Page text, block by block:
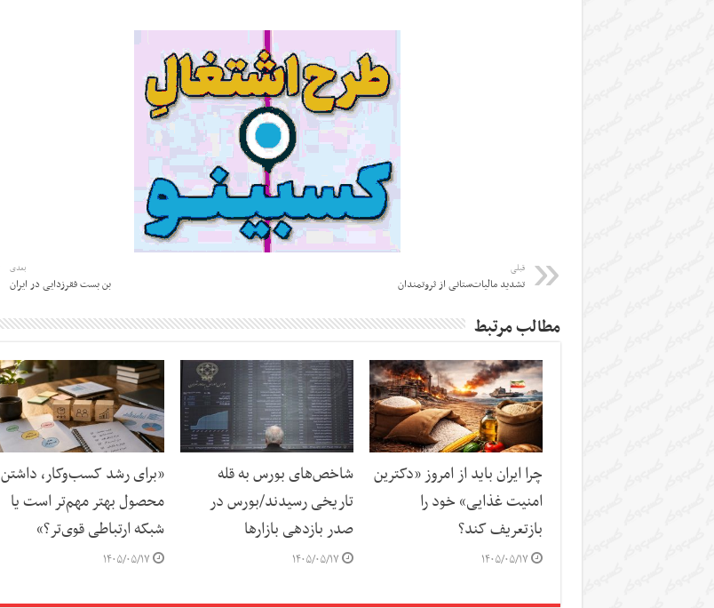
قبلی
تشدید مالیات‌ستانی از ثروتمندان
بعدی
بن بست فقرزدایی در ایران
مطالب مرتبط
چرا ایران باید از امروز «دکترین
امنیت غذایی» خود را
بازتعریف کند؟
۱۴۰۵/۰۵/۱۷
شاخص‌های بورس به قله
تاریخی رسیدند/بورس در
صدر بازدهی بازارها
۱۴۰۵/۰۵/۱۷
«برای رشد کسب‌وکار، داشتن
محصول بهتر مهم‌تر است یا
شبکه ارتباطی قوی‌تر؟»
۱۴۰۵/۰۵/۱۷